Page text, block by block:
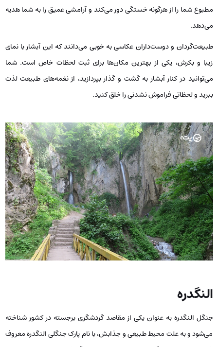
مطبوع شما را از هرگونه خستگی دور می‌کند و آرامشی عمیق را به شما هدیه
می‌دهد.
طبیعت‌گردان و دوست‌داران عکاسی به خوبی می‌دانند که این آبشار با نمای
زیبا و بکرش، یکی از بهترین مکان‌ها برای ثبت لحظات خاص است. شما
می‌توانید در کنار آبشار به گشت و گذار بپردازید، از نغمه‌های طبیعت لذت
ببرید و لحظاتی فراموش نشدنی را خلق کنید.
النگدره
جنگل النگدره به عنوان یکی از مقاصد گردشگری برجسته در کشور شناخته
می‌شود و به علت محیط طبیعی و جذابش، با نام پارک جنگلی النگدره معروف